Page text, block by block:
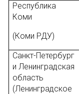
Республика
Коми
(Коми РДУ)
Санкт-Петербург
и Ленинградская
область
(Ленинградское